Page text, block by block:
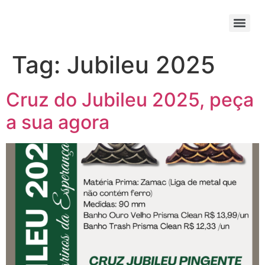
Tag: Jubileu 2025
Cruz do Jubileu 2025, peça
a sua agora